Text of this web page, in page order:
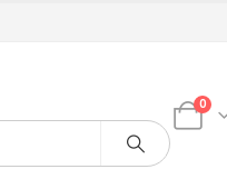
0